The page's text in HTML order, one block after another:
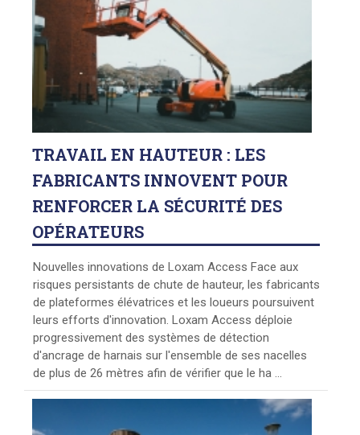
TRAVAIL EN HAUTEUR : LES
FABRICANTS INNOVENT POUR
RENFORCER LA SÉCURITÉ DES
OPÉRATEURS
Nouvelles innovations de Loxam Access Face aux
risques persistants de chute de hauteur, les fabricants
de plateformes élévatrices et les loueurs poursuivent
leurs efforts d'innovation. Loxam Access déploie
progressivement des systèmes de détection
d'ancrage de harnais sur l'ensemble de ses nacelles
de plus de 26 mètres afin de vérifier que le ha ...